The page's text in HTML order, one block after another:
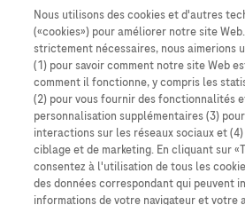
Learn More
Déclaration de confidentialité
Paramètres des cookies
Nous utilisons des cookies et d'autres
(«cookies») pour améliorer notre site
strictement nécessaires, nous aimerions
(1) pour savoir comment notre site Web
comment il fonctionne, y compris les
(2) pour vous fournir des fonctionnalités
personnalisation supplémentaires (3)
interactions sur les réseaux sociaux et
ciblage et de marketing. En cliquant sur
consentez à l'utilisation de tous les
des données correspondant qui peuvent
informations de votre navigateur et votre